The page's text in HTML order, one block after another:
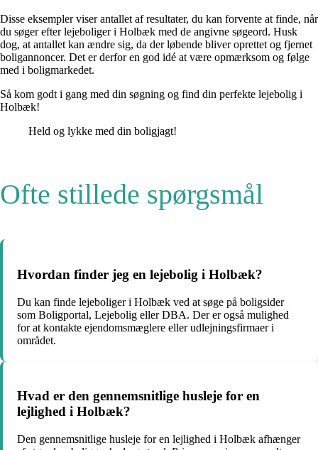
Disse eksempler viser antallet af resultater, du kan forvente at finde, når
du søger efter lejeboliger i Holbæk med de angivne søgeord. Husk
dog, at antallet kan ændre sig, da der løbende bliver oprettet og fjernet
boligannoncer. Det er derfor en god idé at være opmærksom og følge
med i boligmarkedet.
Så kom godt i gang med din søgning og find din perfekte lejebolig i
Holbæk!
Held og lykke med din boligjagt!
Ofte stillede spørgsmål
Hvordan finder jeg en lejebolig i Holbæk?
Du kan finde lejeboliger i Holbæk ved at søge på boligsider
som Boligportal, Lejebolig eller DBA. Der er også mulighed
for at kontakte ejendomsmæglere eller udlejningsfirmaer i
området.
Hvad er den gennemsnitlige husleje for en
lejlighed i Holbæk?
Den gennemsnitlige husleje for en lejlighed i Holbæk afhænger